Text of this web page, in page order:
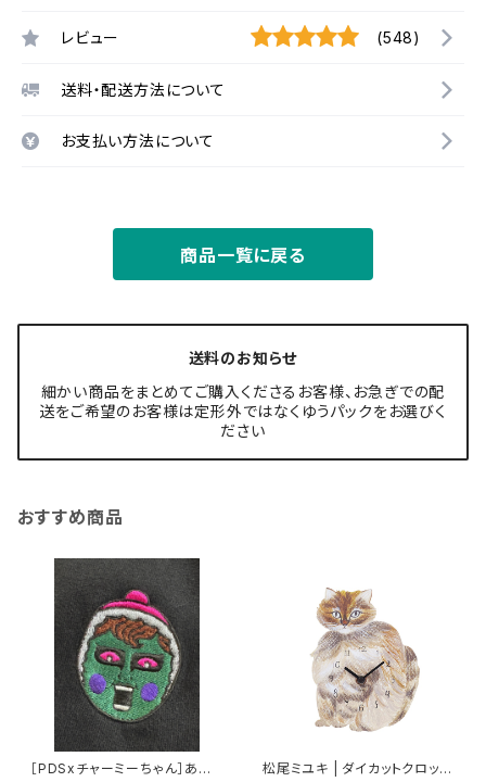
レビュー (548)
送料・配送方法について
お支払い方法について
商品一覧に戻る
送料のお知らせ
細かい商品をまとめてご購入くださるお客様、お急ぎでの配
送をご希望のお客様は定形外ではなくゆうパックをお選びく
ださい
おすすめ商品
［PDSxチャーミーちゃん］あい
松尾ミユキ | ダイカットクロック